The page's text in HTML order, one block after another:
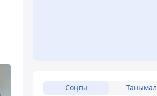
Соңғы Танымал